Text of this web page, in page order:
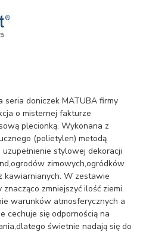
doniczek MATUBA firmy
o misternej fakturze
plecionką. Wykonana z
(polietylen) metodą
stylowej dekoracji
zimowych,ogródków
kawiarnianych. W zestawie
zmniejszyć ilość ziemi.
warunków atmosferycznych a
cechuje się odpornością na
świetnie nadają się do